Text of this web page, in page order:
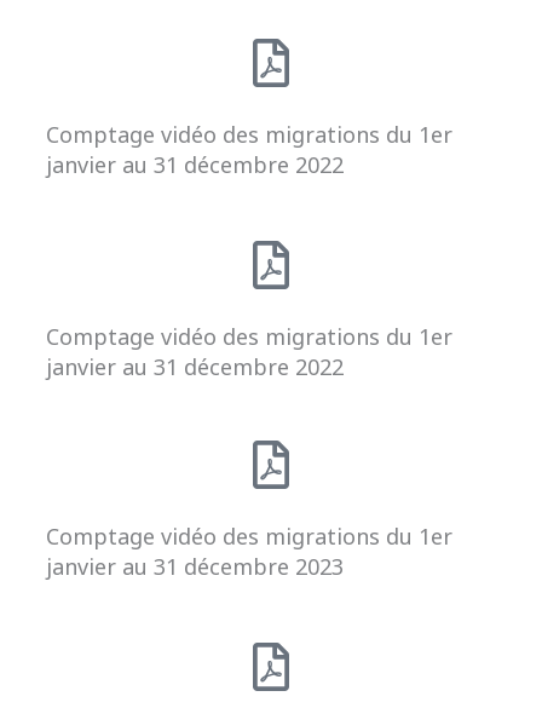
Comptage vidéo des migrations du 1er
janvier au 31 décembre 2022
Comptage vidéo des migrations du 1er
janvier au 31 décembre 2022
Comptage vidéo des migrations du 1er
janvier au 31 décembre 2023